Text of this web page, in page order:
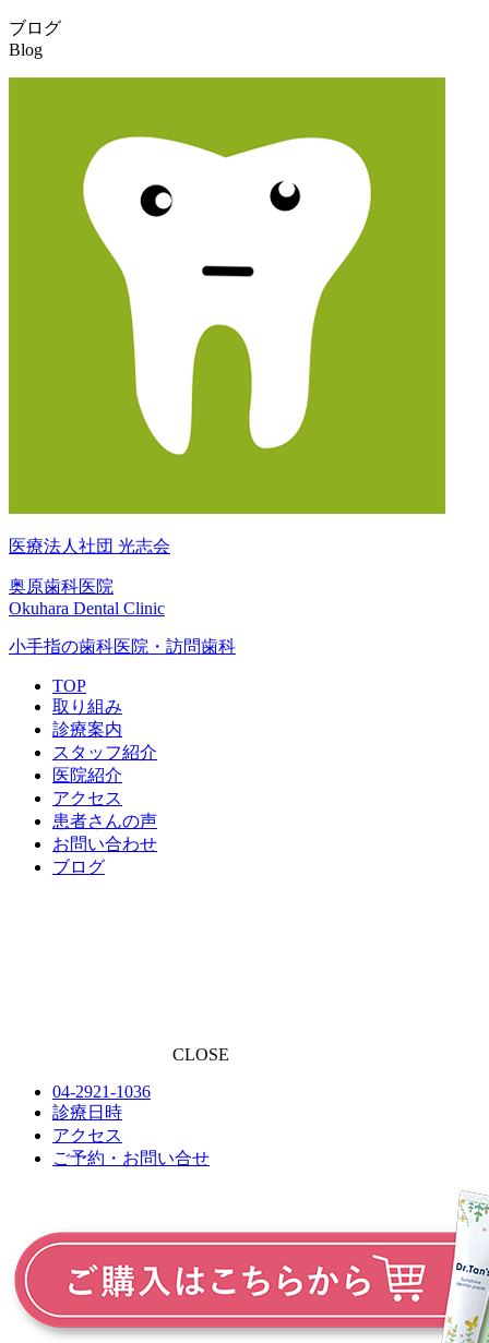
ブログ
Blog
医療法人社団 光志会
奥原歯科医院
Okuhara Dental Clinic
小手指の歯科医院・訪問歯科
TOP
取り組み
診療案内
スタッフ紹介
医院紹介
アクセス
患者さんの声
お問い合わせ
ブログ
CLOSE
04-2921-1036
診療日時
アクセス
ご予約・お問い合せ